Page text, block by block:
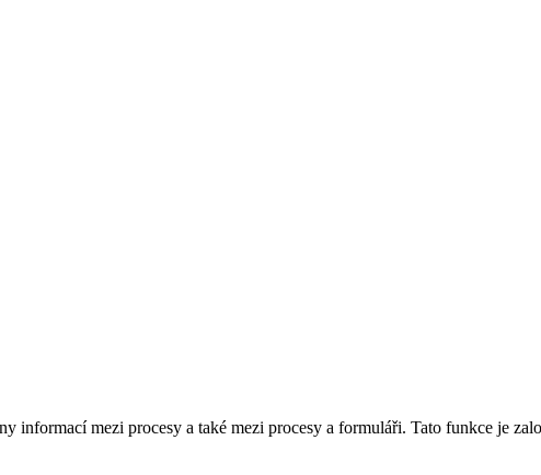
mezi procesy a také mezi procesy a formuláři. Tato funkce je